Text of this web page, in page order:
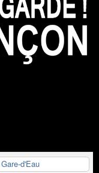
d'Eau